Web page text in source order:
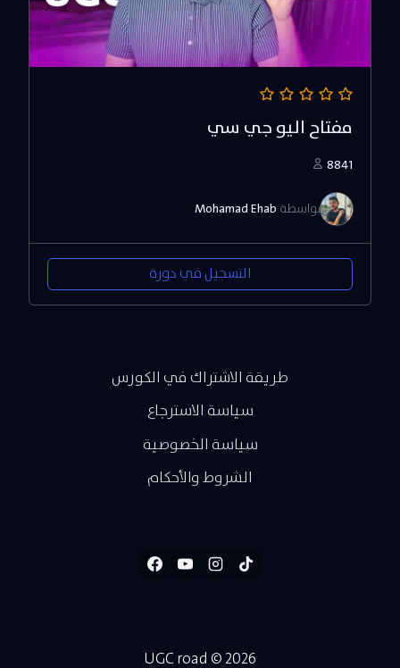
مفتاح اليو جي سي
8841
بواسطة Mohamad Ehab
التسجيل في دورة
طريقة الاشتراك في الكورس
سياسة الاسترجاع
سياسة الخصوصية
الشروط والأحكام
UGC road © 2026